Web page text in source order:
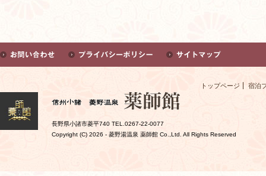
トップページ 宿泊
長野県小諸市菱平740 TEL.0267-22-0077
Copyright (C) 2026 - 菱野湯温泉 薬師館 Co.,Ltd. All Rights Reserved